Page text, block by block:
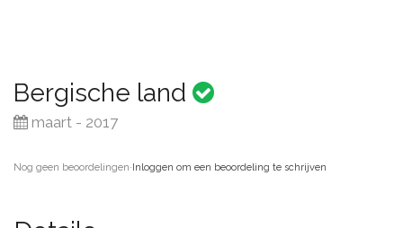
Bergische land
maart - 2017
Nog geen beoordelingen·Inloggen om een beoordeling te schrijven